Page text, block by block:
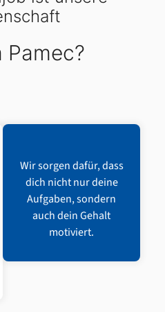
Pamec?
Wir sorgen dafür, dass
dich nicht nur deine
Aufgaben, sondern
auch dein Gehalt
motiviert.